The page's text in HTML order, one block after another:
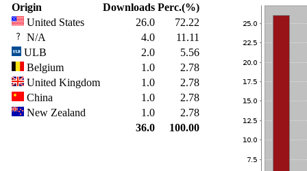
Origin
Downloads Perc.(%)
United States
26.0
72.22
N/A
4.0
11.11
ULB
2.0
5.56
Belgium
1.0
2.78
United Kingdom
1.0
2.78
China
1.0
2.78
New Zealand
1.0
2.78
36.0
100.00